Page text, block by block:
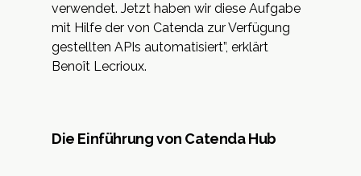
verwendet. Jetzt haben wir diese Aufgabe
mit Hilfe der von Catenda zur Verfügung
gestellten APIs automatisiert”, erklärt
Benoît Lecrioux.
Die Einführung von Catenda Hub